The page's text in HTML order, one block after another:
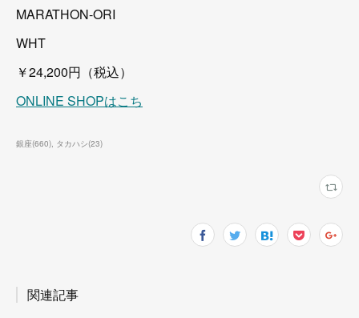
MARATHON-ORI
WHT
￥24,200円（税込）
ONLINE SHOPはこち
銀座(660) タカハシ(23)
関連記事